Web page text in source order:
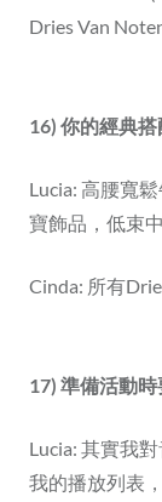
Dries Van
16) 你的經典
Lucia: 高腰寬
寶飾品，低束
Cinda: 所有
17) 準備活動
Lucia: 其實我
我的播放列表